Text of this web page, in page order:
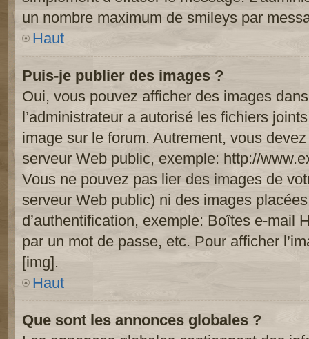
un nombre maximum de smileys par
Haut
Puis-je publier des images ?
Oui, vous pouvez afficher des images
l’administrateur a autorisé les fichiers
image sur le forum. Autrement, vous
serveur Web public, exemple: http://
Vous ne pouvez pas lier des images de
serveur Web public) ni des images
d’authentification, exemple: Boîtes e-mail
par un mot de passe, etc. Pour afficher
[img].
Haut
Que sont les annonces globales ?